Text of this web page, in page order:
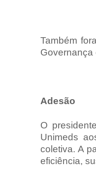
Também
Governança
Adesão
O
Unimeds
coletiva. A
eficiência,